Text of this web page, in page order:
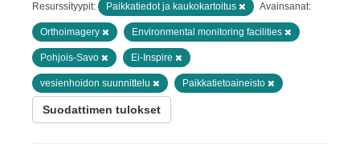
Resurssityypit: Paikkatiedot ja kaukokartoitus Avainsanat:
Orthoimagery Environmental monitoring facilities
Pohjois-Savo Ei-Inspire
vesienhoidon suunnittelu Paikkatietoaineisto
Suodattimen tulokset